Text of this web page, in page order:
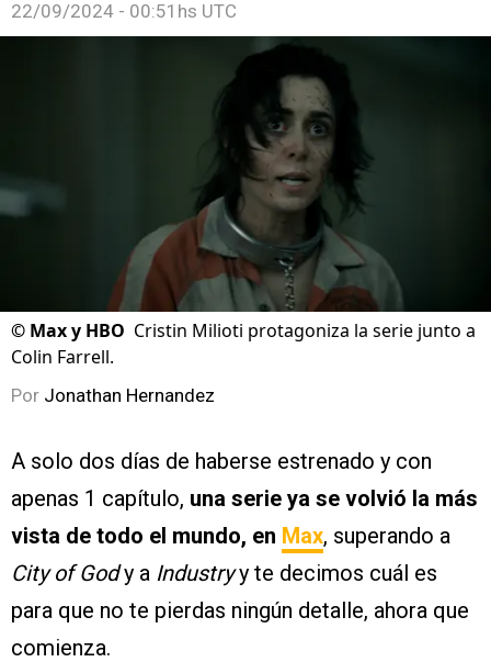
22/09/2024 - 00:51hs UTC
© Max y HBO Cristin Milioti protagoniza la serie junto a
Colin Farrell.
Por Jonathan Hernandez
A solo dos días de haberse estrenado y con
apenas 1 capítulo, una serie ya se volvió la más
vista de todo el mundo, en Max, superando a
City of Gody a Industryy te decimos cuál es
para que no te pierdas ningún detalle, ahora que
comienza.